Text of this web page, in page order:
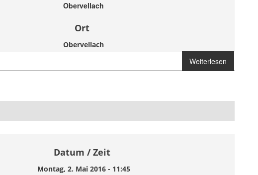
Obervellach
Ort
Obervellach
Weiterlesen
Brandmelderalarm
Datum / Zeit
Montag, 2. Mai 2016 - 11:45